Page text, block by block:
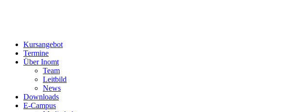
Kursangebot
Termine
Über Inomt
Team
Leitbild
News
Downloads
E-Campus